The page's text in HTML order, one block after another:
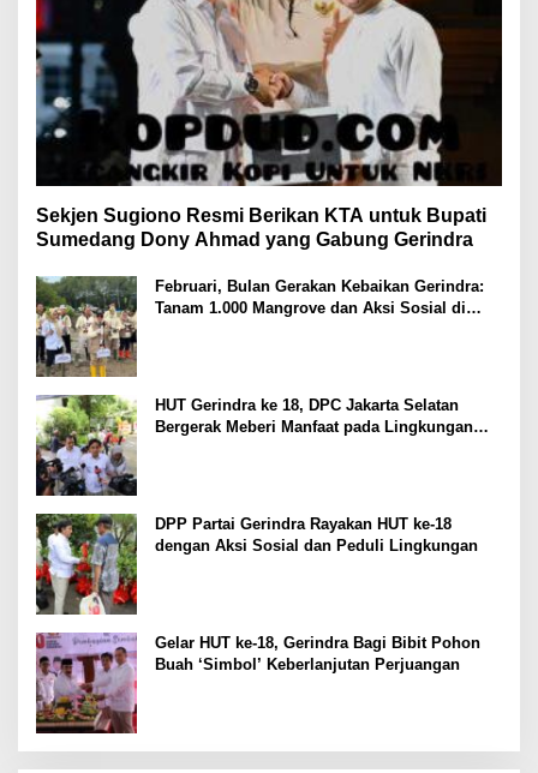
Sekjen Sugiono Resmi Berikan KTA untuk Bupati
Sumedang Dony Ahmad yang Gabung Gerindra
Februari, Bulan Gerakan Kebaikan Gerindra:
Tanam 1.000 Mangrove dan Aksi Sosial di
HUT Gerindra ke 18, DPC Jakarta Selatan
Bergerak Meberi Manfaat pada Lingkungan
DPP Partai Gerindra Rayakan HUT ke-18
dengan Aksi Sosial dan Peduli Lingkungan
Gelar HUT ke-18, Gerindra Bagi Bibit Pohon
Buah ‘Simbol’ Keberlanjutan Perjuangan